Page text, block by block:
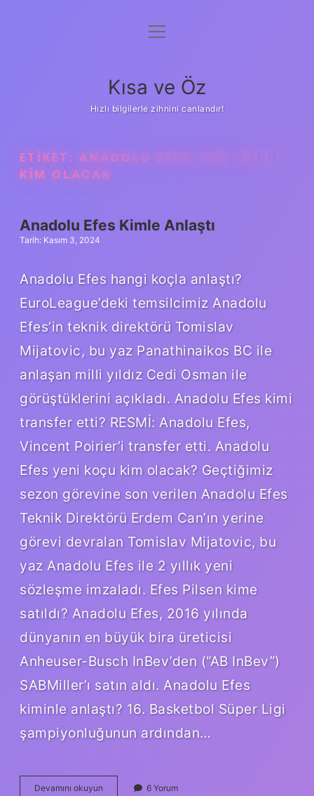
Anasayfa
Yasal Uyarı
menüyü
Kısa ve Öz
Hızlı bilgilerle zihnini canlandır!
ETIKET: ANADOLU EFES YENI KOÇU
KIM OLACAK
Anadolu Efes Kimle Anlaştı
Tarih: Kasım 3, 2024
Anadolu Efes hangi koçla anlaştı?
EuroLeague’deki temsilcimiz Anadolu
Efes’in teknik direktörü Tomislav
Mijatovic, bu yaz Panathinaikos BC ile
anlaşan milli yıldız Cedi Osman ile
görüştüklerini açıkladı. Anadolu Efes kimi
transfer etti? RESMİ: Anadolu Efes,
Vincent Poirier’i transfer etti. Anadolu
Efes yeni koçu kim olacak? Geçtiğimiz
sezon görevine son verilen Anadolu Efes
Teknik Direktörü Erdem Can’ın yerine
görevi devralan Tomislav Mijatovic, bu
yaz Anadolu Efes ile 2 yıllık yeni
sözleşme imzaladı. Efes Pilsen kime
satıldı? Anadolu Efes, 2016 yılında
dünyanın en büyük bira üreticisi
Anheuser-Busch InBev’den (“AB InBev”)
SABMiller’ı satın aldı. Anadolu Efes
kiminle anlaştı? 16. Basketbol Süper Ligi
şampiyonluğunun ardından…
Devamını okuyun Anadolu
6 Yorum